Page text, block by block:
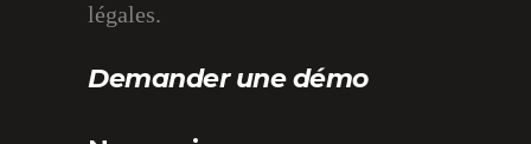
légales.
Demander une démo